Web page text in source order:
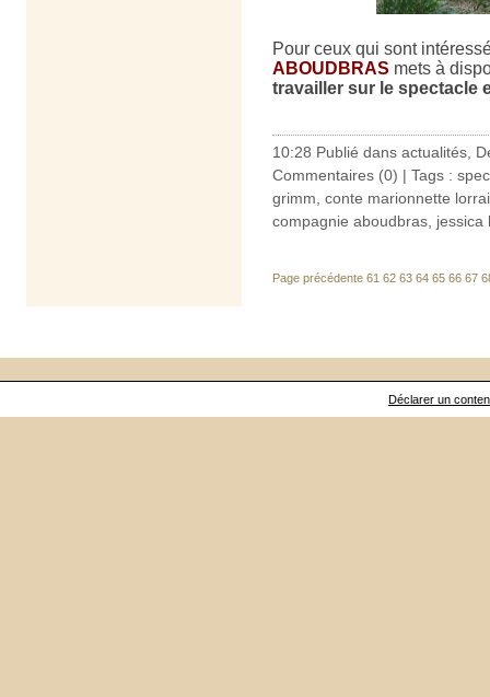
Pour ceux qui sont
ABOUDBRAS mets à
travailler sur le spectacle
10:28 Publié dans actualités
Commentaires (0) | Tags :
grimm conte marionnette
compagnie aboudbras jessica
Page précédente 61 62 63 64 65 66 67
Déclarer un